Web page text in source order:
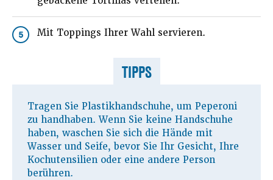
5 Mit Toppings Ihrer Wahl servieren.
TIPPS
Tragen Sie Plastikhandschuhe, um Peperoni
zu handhaben. Wenn Sie keine Handschuhe
haben, waschen Sie sich die Hände mit
Wasser und Seife, bevor Sie Ihr Gesicht, Ihre
Kochutensilien oder eine andere Person
berühren.